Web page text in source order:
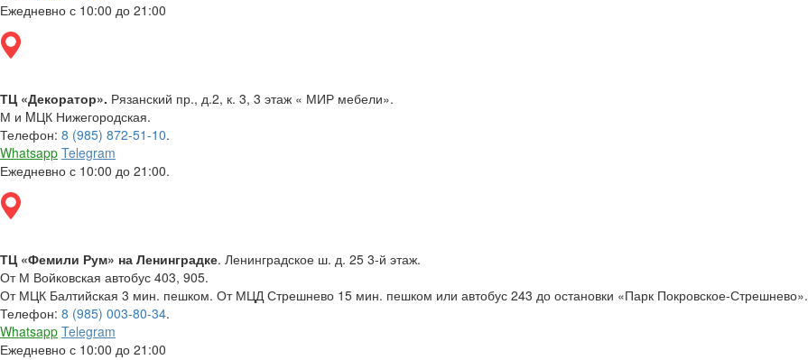
Ежедневно с 10:00 до 21:00
ТЦ «Декоратор». Рязанский пр., д.2, к. 3, 3 этаж « МИР мебели».
М и MЦК Нижегородская.
Телефон: 8 (985) 872-51-10.
Whatsapp Telegram
Ежедневно с 10:00 до 21:00.
ТЦ «Фемили Рум» на Ленинградке. Ленинградское ш. д. 25 3-й этаж.
От М Войковская автобус 403, 905.
От МЦК Балтийская 3 мин. пешком. От МЦД Стрешнево 15 мин. пешком или автобус 243 до остановки «Парк Покровское-Стрешнево».
Телефон: 8 (985) 003-80-34.
Whatsapp Telegram
Ежедневно с 10:00 до 21:00